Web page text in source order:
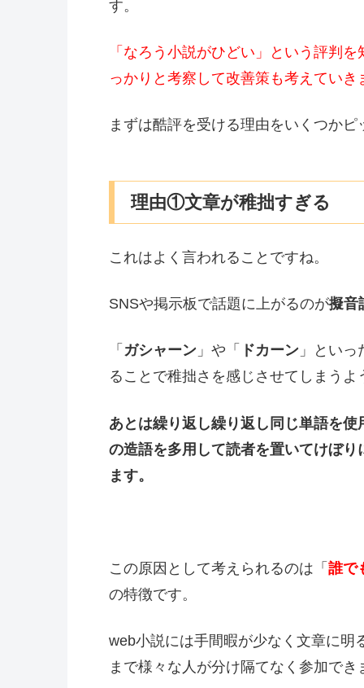
す。
「なろう小説がひどい」という評判
っかりと考察して改善策も考えていき
まずは酷評を受ける理由をいくつか
理由①文章が稚拙すぎる
これはよく言われることですね。
SNSや掲示板で話題に上がるのが擬音
「 ガシャーン 」や「 ドカーン 」とい
ることで稚拙さを感じさせてしまうよ
あとは繰り返し繰り返し同じ単語を
の造語を多用して読者を置いてけぼ
ます。
この原因として考えられるのは「 誰で
の特徴です。
web小説には手間暇が少なく文章に明
まで様々な人が分け隔てなく参加でき